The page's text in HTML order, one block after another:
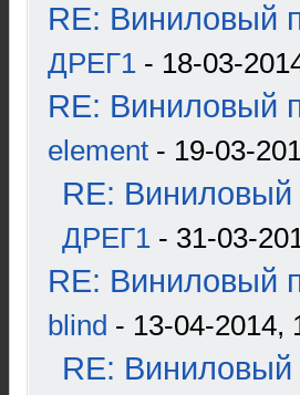
RE: Виниловый
ДРЕГ1 - 18-03-
RE: Виниловый
element - 19-03-
RE: Виниловый
ДРЕГ1 - 31-03-
RE: Виниловый
blind - 13-04-2014,
RE: Виниловый